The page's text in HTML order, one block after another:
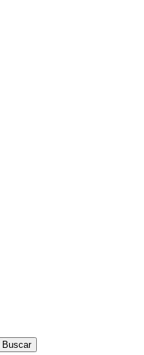
Buscar